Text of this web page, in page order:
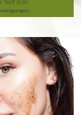
"GUT (2,0)"